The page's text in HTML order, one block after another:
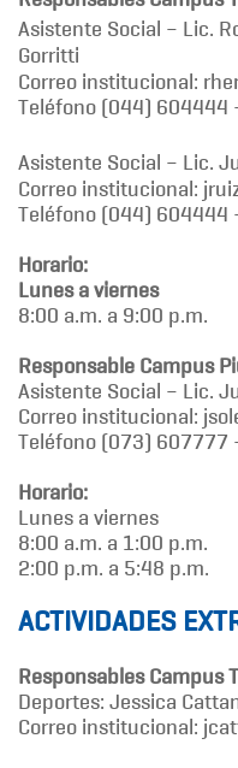
Asistente Social – Lic.
Gorritti
Correo institucional:
Teléfono (044) 604444
Asistente Social – Lic.
Correo institucional:
Teléfono (044) 604444
Horario:
Lunes a viernes
8:00 a.m. a 9:00 p.m.
Responsable Campus
Asistente Social – Lic.
Correo institucional:
Teléfono (073) 607777
Horario:
Lunes a viernes
8:00 a.m. a 1:00 p.m.
2:00 p.m. a 5:48 p.m.
ACTIVIDADES
Responsables Campus
Deportes: Jessica
Correo institucional: